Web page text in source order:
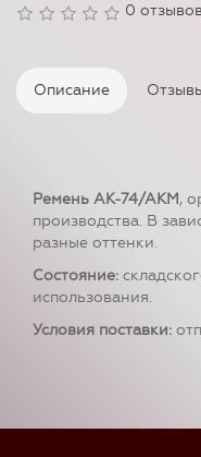
0
Описание
Ремень АК-74/АКМ,
производства. В
разные оттенки.
Состояние:
использования.
Условия поставки: